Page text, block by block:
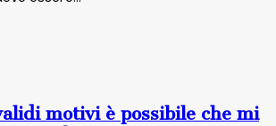
motivi è possibile che mi